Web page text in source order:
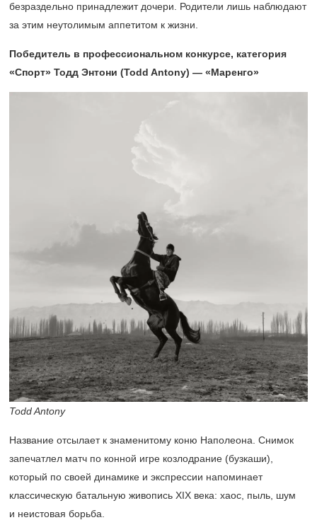
безраздельно принадлежит дочери. Родители лишь наблюдают
за этим неутолимым аппетитом к жизни.
Победитель в профессиональном конкурсе, категория
«Спорт» Тодд Энтони (Todd Antony) — «Маренго»
Todd Antony
Название отсылает к знаменитому коню Наполеона. Снимок
запечатлел матч по конной игре козлодрание (бузкаши),
который по своей динамике и экспрессии напоминает
классическую батальную живопись XIX века: хаос, пыль, шум
и неистовая борьба.